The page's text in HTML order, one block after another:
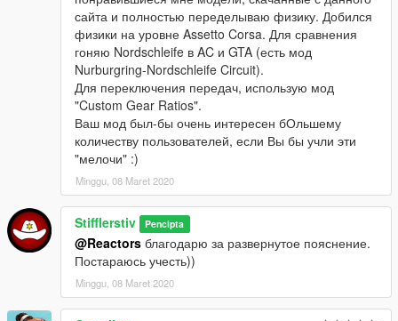
сайта и полностью переделываю физику. Добился
физики на уровне Assetto Corsa. Для сравнения
гоняю Nordschleife в AC и GTA (есть мод
Nurburgring-Nordschleife Circuit).
Для переключения передач, использую мод
"Custom Gear Ratios".
Ваш мод был-бы очень интересен бОльшему
количеству пользователей, если Вы бы учли эти
"мелочи" :)
Minggu, 08 Maret 2020
Stifflerstiv Pencipta
@Reactors благодарю за развернутое пояснение.
Постараюсь учесть))
Minggu, 08 Maret 2020